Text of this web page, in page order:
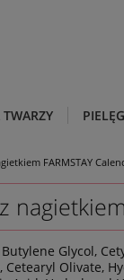
TWARZY
FARMSTAY
Glycol,
Olivate,